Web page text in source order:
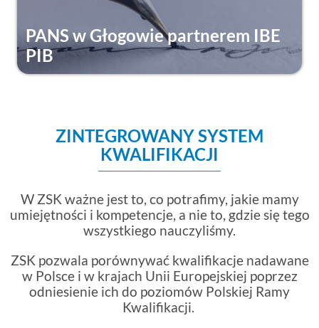
PANS w Głogowie partnerem IBE
PIB
ZINTEGROWANY SYSTEM
KWALIFIKACJI
W ZSK ważne jest to, co potrafimy, jakie mamy
umiejętności i kompetencje, a nie to, gdzie się tego
wszystkiego nauczyliśmy.
ZSK pozwala porównywać kwalifikacje nadawane
w Polsce i w krajach Unii Europejskiej poprzez
odniesienie ich do poziomów Polskiej Ramy
Kwalifikacji.